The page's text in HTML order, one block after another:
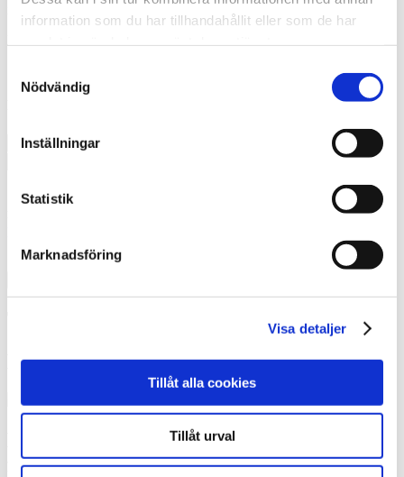
information som du har tillhandahållit eller som de har
Nödvändig
Inställningar
Statistik
Marknadsföring
Visa detaljer
Tillåt alla cookies
Tillåt urval
Jag vill få kontakt med en erfaren
Jag godkänner att Thermia registrerar mina kontaktuppgifter för
Tack! Vi återkommer snarast.
Misslyckades
Marknadsledande teknik – att vara steget
före